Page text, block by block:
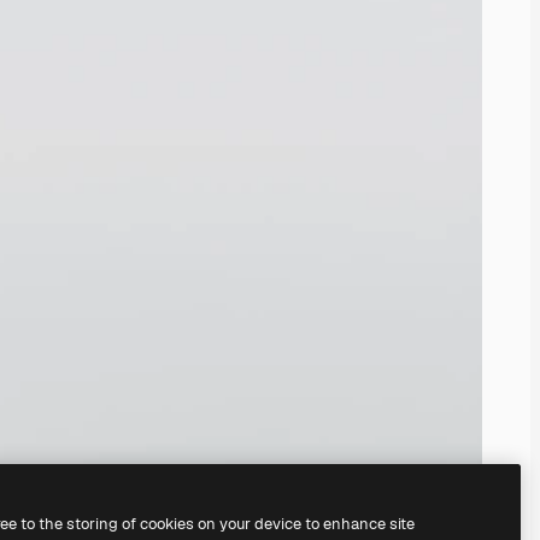
to the storing of cookies on your device to enhance site